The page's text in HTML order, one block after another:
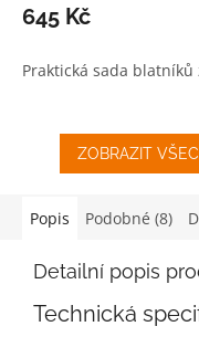
produktu
z
645 Kč
Praktická sada
ZOBRAZIT
Popis Podobné (8)
Detailní popis
Technická